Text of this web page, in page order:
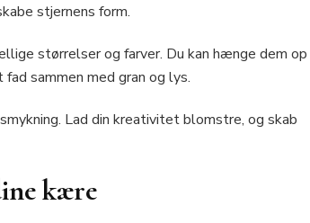
stjernens form.
størrelser og farver. Du kan hænge dem op
sammen med gran og lys.
Lad din kreativitet blomstre, og skab
kære